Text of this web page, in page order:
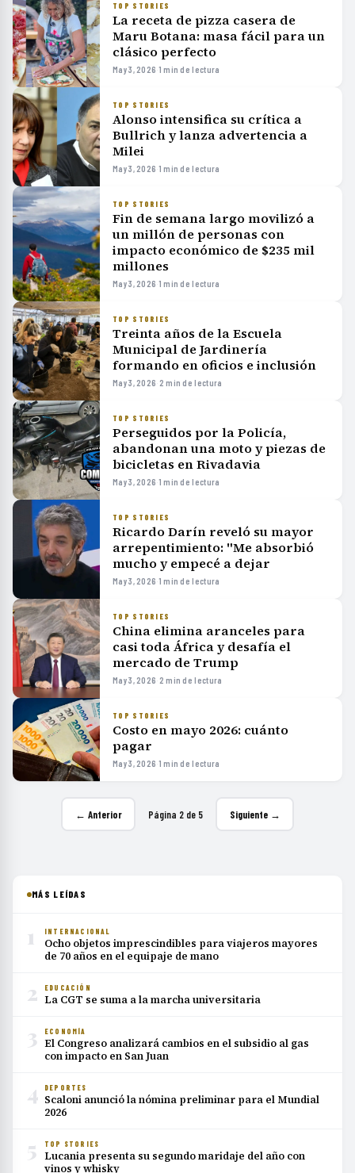
TOP STORIES
La receta de pizza casera de
Maru Botana: masa fácil para un
clásico perfecto
May 3, 2026·1 min de lectura
TOP STORIES
Alonso intensifica su crítica a
Bullrich y lanza advertencia a
Milei
May 3, 2026·1 min de lectura
TOP STORIES
Fin de semana largo movilizó a
un millón de personas con
impacto económico de $235 mil
millones
May 3, 2026·1 min de lectura
TOP STORIES
Treinta años de la Escuela
Municipal de Jardinería
formando en oficios e inclusión
May 3, 2026· 2 min de lectura
TOP STORIES
Perseguidos por la Policía,
abandonan una moto y piezas de
bicicletas en Rivadavia
May 3, 2026·1 min de lectura
TOP STORIES
Ricardo Darín reveló su mayor
arrepentimiento: "Me absorbió
mucho y empecé a dejar
May 3, 2026·1 min de lectura
TOP STORIES
China elimina aranceles para
casi toda África y desafía el
mercado de Trump
May 3, 2026· 2 min de lectura
TOP STORIES
Costo en mayo 2026: cuánto
pagar
May 3, 2026·1 min de lectura
← Anterior Página 2 de 5 Siguiente →
MÁS LEÍDAS
1 INTERNACIONAL
Ocho objetos imprescindibles para viajeros mayores
de 70 años en el equipaje de mano
2 EDUCACIÓN
La CGT se suma a la marcha universitaria
3 ECONOMÍA
El Congreso analizará cambios en el subsidio al gas
con impacto en San Juan
4 DEPORTES
Scaloni anunció la nómina preliminar para el Mundial
2026
5 TOP STORIES
Lucania presenta su segundo maridaje del año con
vinos y whisky